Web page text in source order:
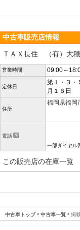
中古車販売店情報
ＴＡＸ長住 （有）大
営業時間 09:00～
定休日
第１・３・
月１６日
住所
福岡県福岡
電話
一部ダイヤル
この販売店の在庫一覧
中古車トップ 中古車一覧 掲